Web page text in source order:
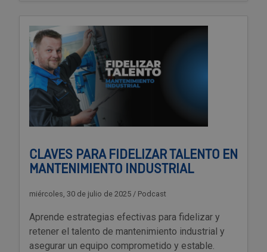
CLAVES PARA FIDELIZAR TALENTO EN
MANTENIMIENTO INDUSTRIAL
miércoles, 30 de julio de 2025 / Podcast
Aprende estrategias efectivas para fidelizar y
retener el talento de mantenimiento industrial y
asegurar un equipo comprometido y estable.